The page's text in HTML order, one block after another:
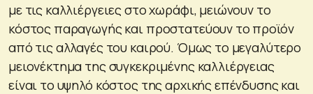
με τις καλλιέργειες στο χωράφι, μειώνουν το
κόστος παραγωγής και προστατεύουν το προϊόν
από τις αλλαγές του καιρού. Όμως το μεγαλύτερο
μειονέκτημα της συγκεκριμένης καλλιέργειας
είναι το υψηλό κόστος της αρχικής επένδυσης και